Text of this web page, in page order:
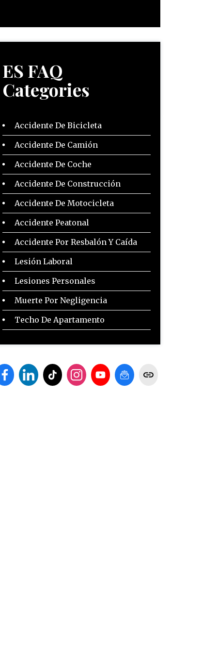
ES FAQ
Categories
Accidente De Bicicleta
Accidente De Camión
Accidente De Coche
Accidente De Construcción
Accidente De Motocicleta
Accidente Peatonal
Accidente Por Resbalón Y Caída
Lesión Laboral
Lesiones Personales
Muerte Por Negligencia
Techo De Apartamento